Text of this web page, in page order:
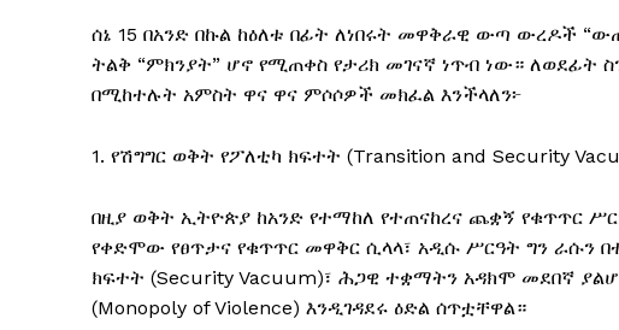
ሰኔ 15 በአንድ በኩል ከዕለቱ በፊት ለነበሩት መዋቅራዊ ውጣ ውረዶች
ትልቅ “ምክንያት” ሆኖ የሚጠቀስ የታሪክ መገናኛ ነጥብ ነው። ለወደፊት
በሚከተሉት አምስት ዋና ዋና ምሶሶዎች መክፈል እንችላለን፦
1. የሽግግር ወቅት የፖለቲካ ክፍተት (Transition and Security
በዚያ ወቅት ኢትዮጵያ ከአንድ የተማከለ የተጠናከረና ጨቋኝ የቁጥጥር
የቀድሞው የፀጥታና የቁጥጥር መዋቅር ሲላላ፣ አዲሱ ሥርዓት ግን ራሱን
ክፍተት (Security Vacuum)፣ ሕጋዊ ተቋማትን አዳክሞ መደበኛ
(Monopoly of Violence) እንዲገዳደሩ ዕድል ሰጥቷቸዋል።